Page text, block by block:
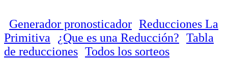
Generador pronosticador Reducciones La
Primitiva
¿Que es una Reducción? Tabla
de reducciones Todos los sorteos